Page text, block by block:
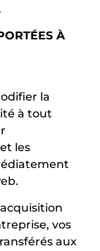
À
la
à tout
les
vos
aux